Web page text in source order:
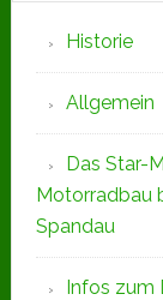
Historie
Allgemein
Das Star-
Motorradbau
Spandau
Infos zum